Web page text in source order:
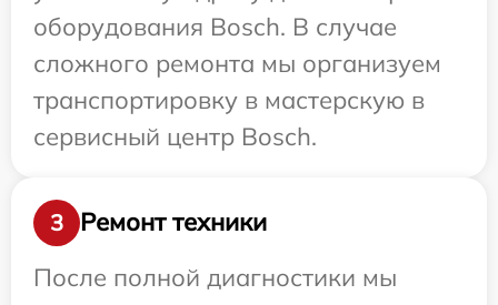
оборудования Bosch. В случае
сложного ремонта мы организуем
транспортировку в мастерскую в
сервисный центр Bosch.
3
Ремонт техники
После полной диагностики мы